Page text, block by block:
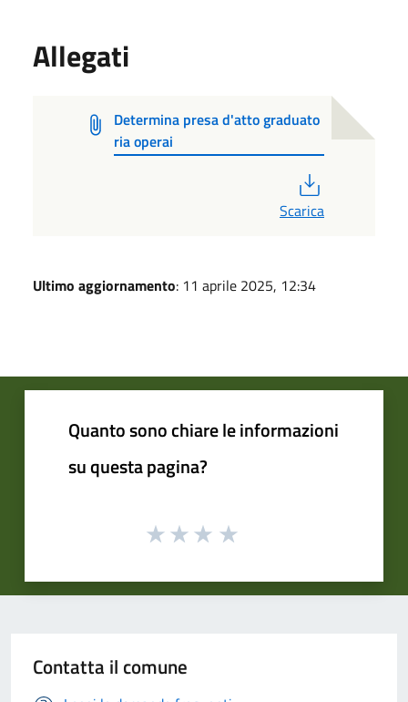
Allegati
Determina presa d'atto graduato
ria operai
Scarica
Ultimo aggiornamento: 11 aprile 2025, 12:34
Quanto sono chiare le informazioni
su questa pagina?
Contatta il comune